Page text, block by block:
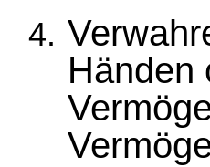
Händen